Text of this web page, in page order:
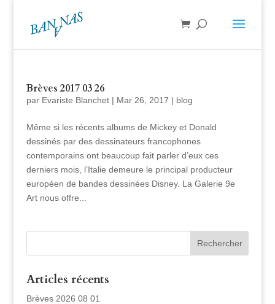
Brèves 2017 03 26
par Evariste Blanchet| Mar 26, 2017 | blog
Même si les récents albums de Mickey et Donald
dessinés par des dessinateurs francophones
contemporains ont beaucoup fait parler d’eux ces
derniers mois, l’Italie demeure le principal producteur
européen de bandes dessinées Disney. La Galerie 9e
Art nous offre...
Articles récents
Brèves 2026 08 01